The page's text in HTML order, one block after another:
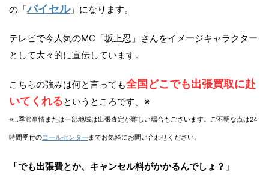
の「バイセル」になります。
テレビで今人気のMC「坂上忍」さんをイメージキャラクター
として大々的に宣伝しています。
こちらの強みは何と言っても全国どこでも出張買取に赴
いてくれるというところです。※
※…季節事情または一部地域は出張査定が難しい場合もございます。ご不明な点は24
時間受付のコールセンター までお気軽にお問い合わせください。
「でも出張費とか、キャンセル料がかかるんでしょ？」